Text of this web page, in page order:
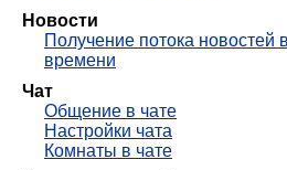
Новости
Получение потока новостей
времени
Чат
Общение в чате
Настройки чата
Комнаты в чате